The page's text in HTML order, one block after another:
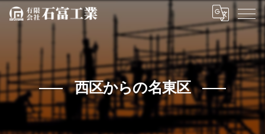
西区からの名東区